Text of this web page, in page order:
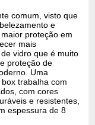
comum, visto que
e
proteção em
mais
vidro que é muito
proteção de
Uma
trabalha com
com cores
e resistentes,
espessura de 8